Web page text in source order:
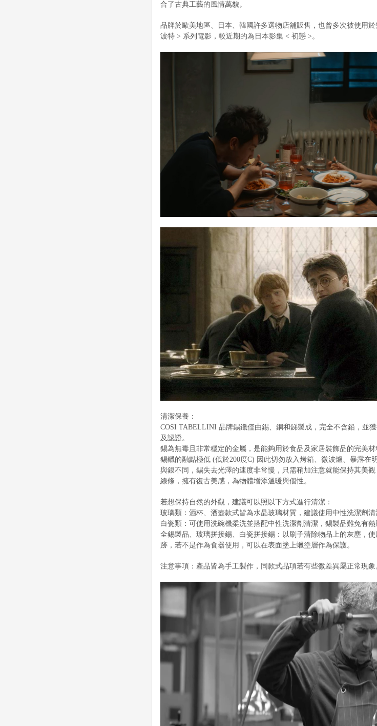
合了古典工藝的風情萬貌。
品牌於歐美地區、日本、韓國許多選物店舖販售，也曾多次被使用
波特 > 系列電影，較近期的為日本影集 < 初戀 >。
清潔保養：
COSI TABELLINI 品牌錫鑞僅由錫、銅和銻製成，完全不含鉛，並
及認證。
錫為無毒且非常穩定的金屬，是能夠用於食品及家居裝飾品的完美材
錫鑞的融點極低 (低於200度C) 因此切勿放入烤箱、微波爐、暴露在
與銀不同，錫失去光澤的速度非常慢，只需稍加注意就能保持其美
線條，擁有復古美感，為物體增添溫暖與個性。
若想保持自然的外觀，建議可以照以下方式進行清潔：
玻璃類：酒杯、酒壺款式皆為水晶玻璃材質，建議使用中性洗潔劑清
白瓷類：可使用洗碗機柔洗並搭配中性洗潔劑清潔，錫製品難免有熱
全錫製品、玻璃拼接錫、白瓷拼接錫：以刷子清除物品上的灰塵，
跡，若不是作為食器使用，可以在表面塗上蠟塗層作為保護。
注意事項：產品皆為手工製作，同款式品項若有些微差異屬正常現象